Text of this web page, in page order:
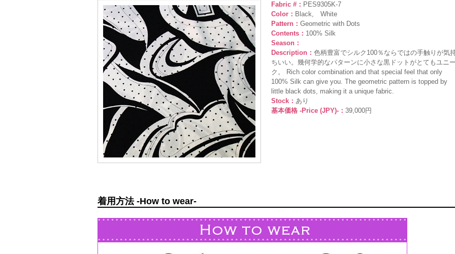
Fabric #： PES9305K-7
Color： Black, White
Pattern： Geometric with Dots
Contents： 100% Silk
Season：
Description： 色柄豊富でシルク100％ならではの手触りが気
ちいい。幾何学的なパターンに小さな黒ドットがとてもユニ
ク。 Rich color combination and that special feel that only
100% Silk can give you. The geometric pattern is topped by
little black dots, making it a unique fabric.
Stock： あり
基本価格 -Price (JPY)-： 39,000円
着用方法 -How to wear-